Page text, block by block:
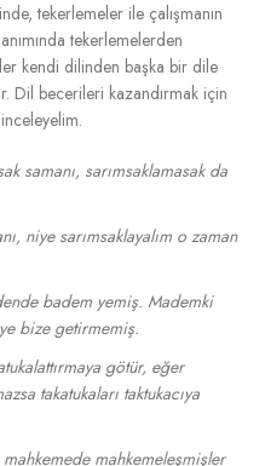
tekerlemeler ile çalışmanın
tekerlemelerden
kendi dilinden başka bir dile
Dil becerileri kazandırmak için
samanı, sarımsaklamasak da
niye sarımsaklayalım o zaman
badem yemiş. Mademki
bize getirmemiş.
götür, eğer
takatukaları taktukacıya
mahkemeleşmişler